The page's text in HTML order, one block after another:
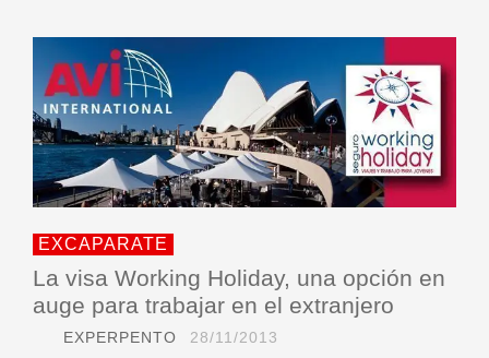
EXCAPARATE
La visa Working Holiday, una opción en
auge para trabajar en el extranjero
EXPERPENTO 28/11/2013